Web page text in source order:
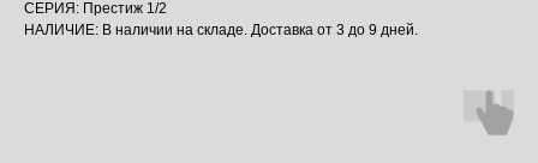
СЕРИЯ: Престиж 1/2
НАЛИЧИЕ: В наличии на складе. Доставка от 3 до 9 дней.